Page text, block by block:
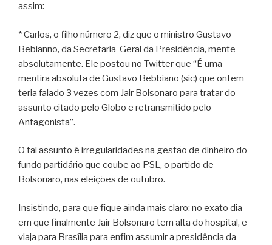
assim:
* Carlos, o filho número 2, diz que o ministro Gustavo
Bebianno, da Secretaria-Geral da Presidência, mente
absolutamente. Ele postou no Twitter que “É uma
mentira absoluta de Gustavo Bebbiano (sic) que ontem
teria falado 3 vezes com Jair Bolsonaro para tratar do
assunto citado pelo Globo e retransmitido pelo
Antagonista”.
O tal assunto é irregularidades na gestão de dinheiro do
fundo partidário que coube ao PSL, o partido de
Bolsonaro, nas eleições de outubro.
Insistindo, para que fique ainda mais claro: no exato dia
em que finalmente Jair Bolsonaro tem alta do hospital, e
viaja para Brasília para enfim assumir a presidência da